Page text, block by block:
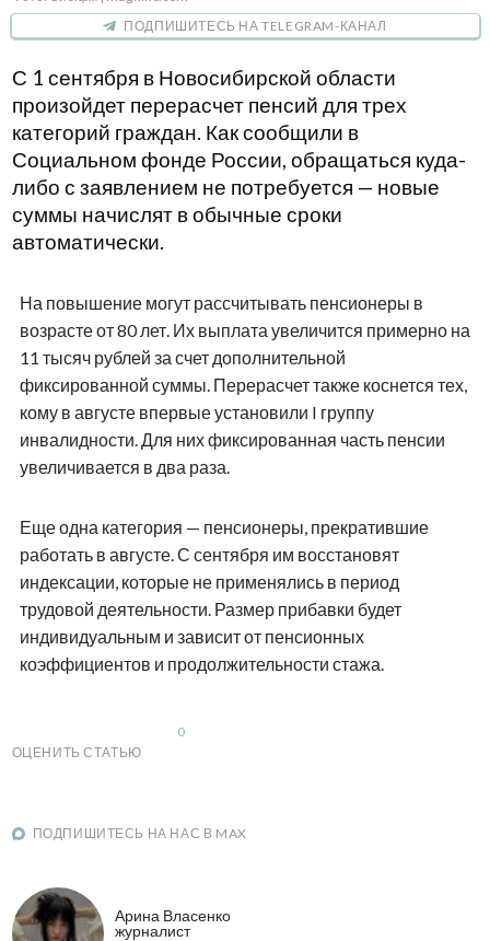
ПОДПИШИТЕСЬ НА TELEGRAM-КАНАЛ
С 1 сентября в Новосибирской области
произойдет перерасчет пенсий для трех
категорий граждан. Как сообщили в
Социальном фонде России, обращаться куда-
либо с заявлением не потребуется — новые
суммы начислят в обычные сроки
автоматически.
На повышение могут рассчитывать пенсионеры в
возрасте от 80 лет. Их выплата увеличится примерно на
11 тысяч рублей за счет дополнительной
фиксированной суммы. Перерасчет также коснется тех,
кому в августе впервые установили I группу
инвалидности. Для них фиксированная часть пенсии
увеличивается в два раза.
Еще одна категория — пенсионеры, прекратившие
работать в августе. С сентября им восстановят
индексации, которые не применялись в период
трудовой деятельности. Размер прибавки будет
индивидуальным и зависит от пенсионных
коэффициентов и продолжительности стажа.
ОЦЕНИТЬ СТАТЬЮ
0
ПОДПИШИТЕСЬ НА НАС В MAX
Арина Власенко
журналист